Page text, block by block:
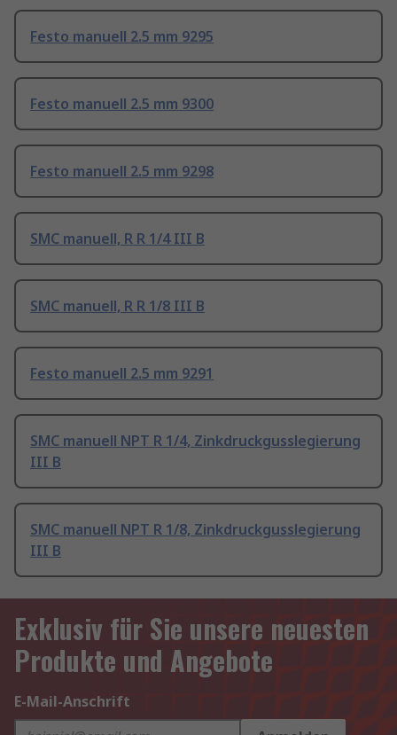
Festo manuell 2.5 mm 9295
Festo manuell 2.5 mm 9300
Festo manuell 2.5 mm 9298
SMC manuell, R R 1/4 III B
SMC manuell, R R 1/8 III B
Festo manuell 2.5 mm 9291
SMC manuell NPT R 1/4, Zinkdruckgusslegierung
III B
SMC manuell NPT R 1/8, Zinkdruckgusslegierung
III B
Exklusiv für Sie unsere neuesten
Produkte und Angebote
E-Mail-Anschrift